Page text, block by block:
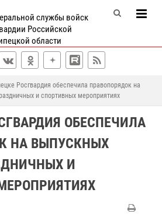
службы войск
Российской
области
Росгвардия обеспечила правопорядок на
и спортивных мероприятиях
ОБЕСПЕЧИЛА
НА ВЫПУСКНЫХ
И